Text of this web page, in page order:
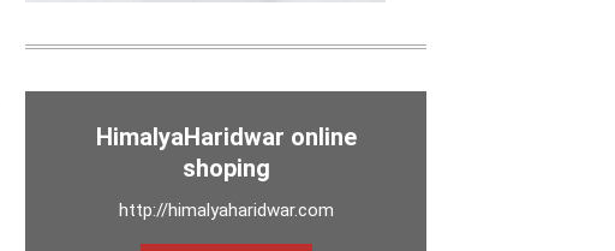
HimalyaHaridwar online
shoping
http://himalyaharidwar.com